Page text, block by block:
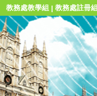
教務處教學組 | 教務處註冊組